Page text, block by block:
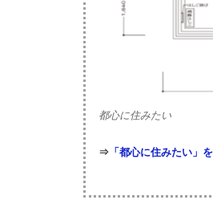
都心に住みたい
⇒ 「都心に住みたい」